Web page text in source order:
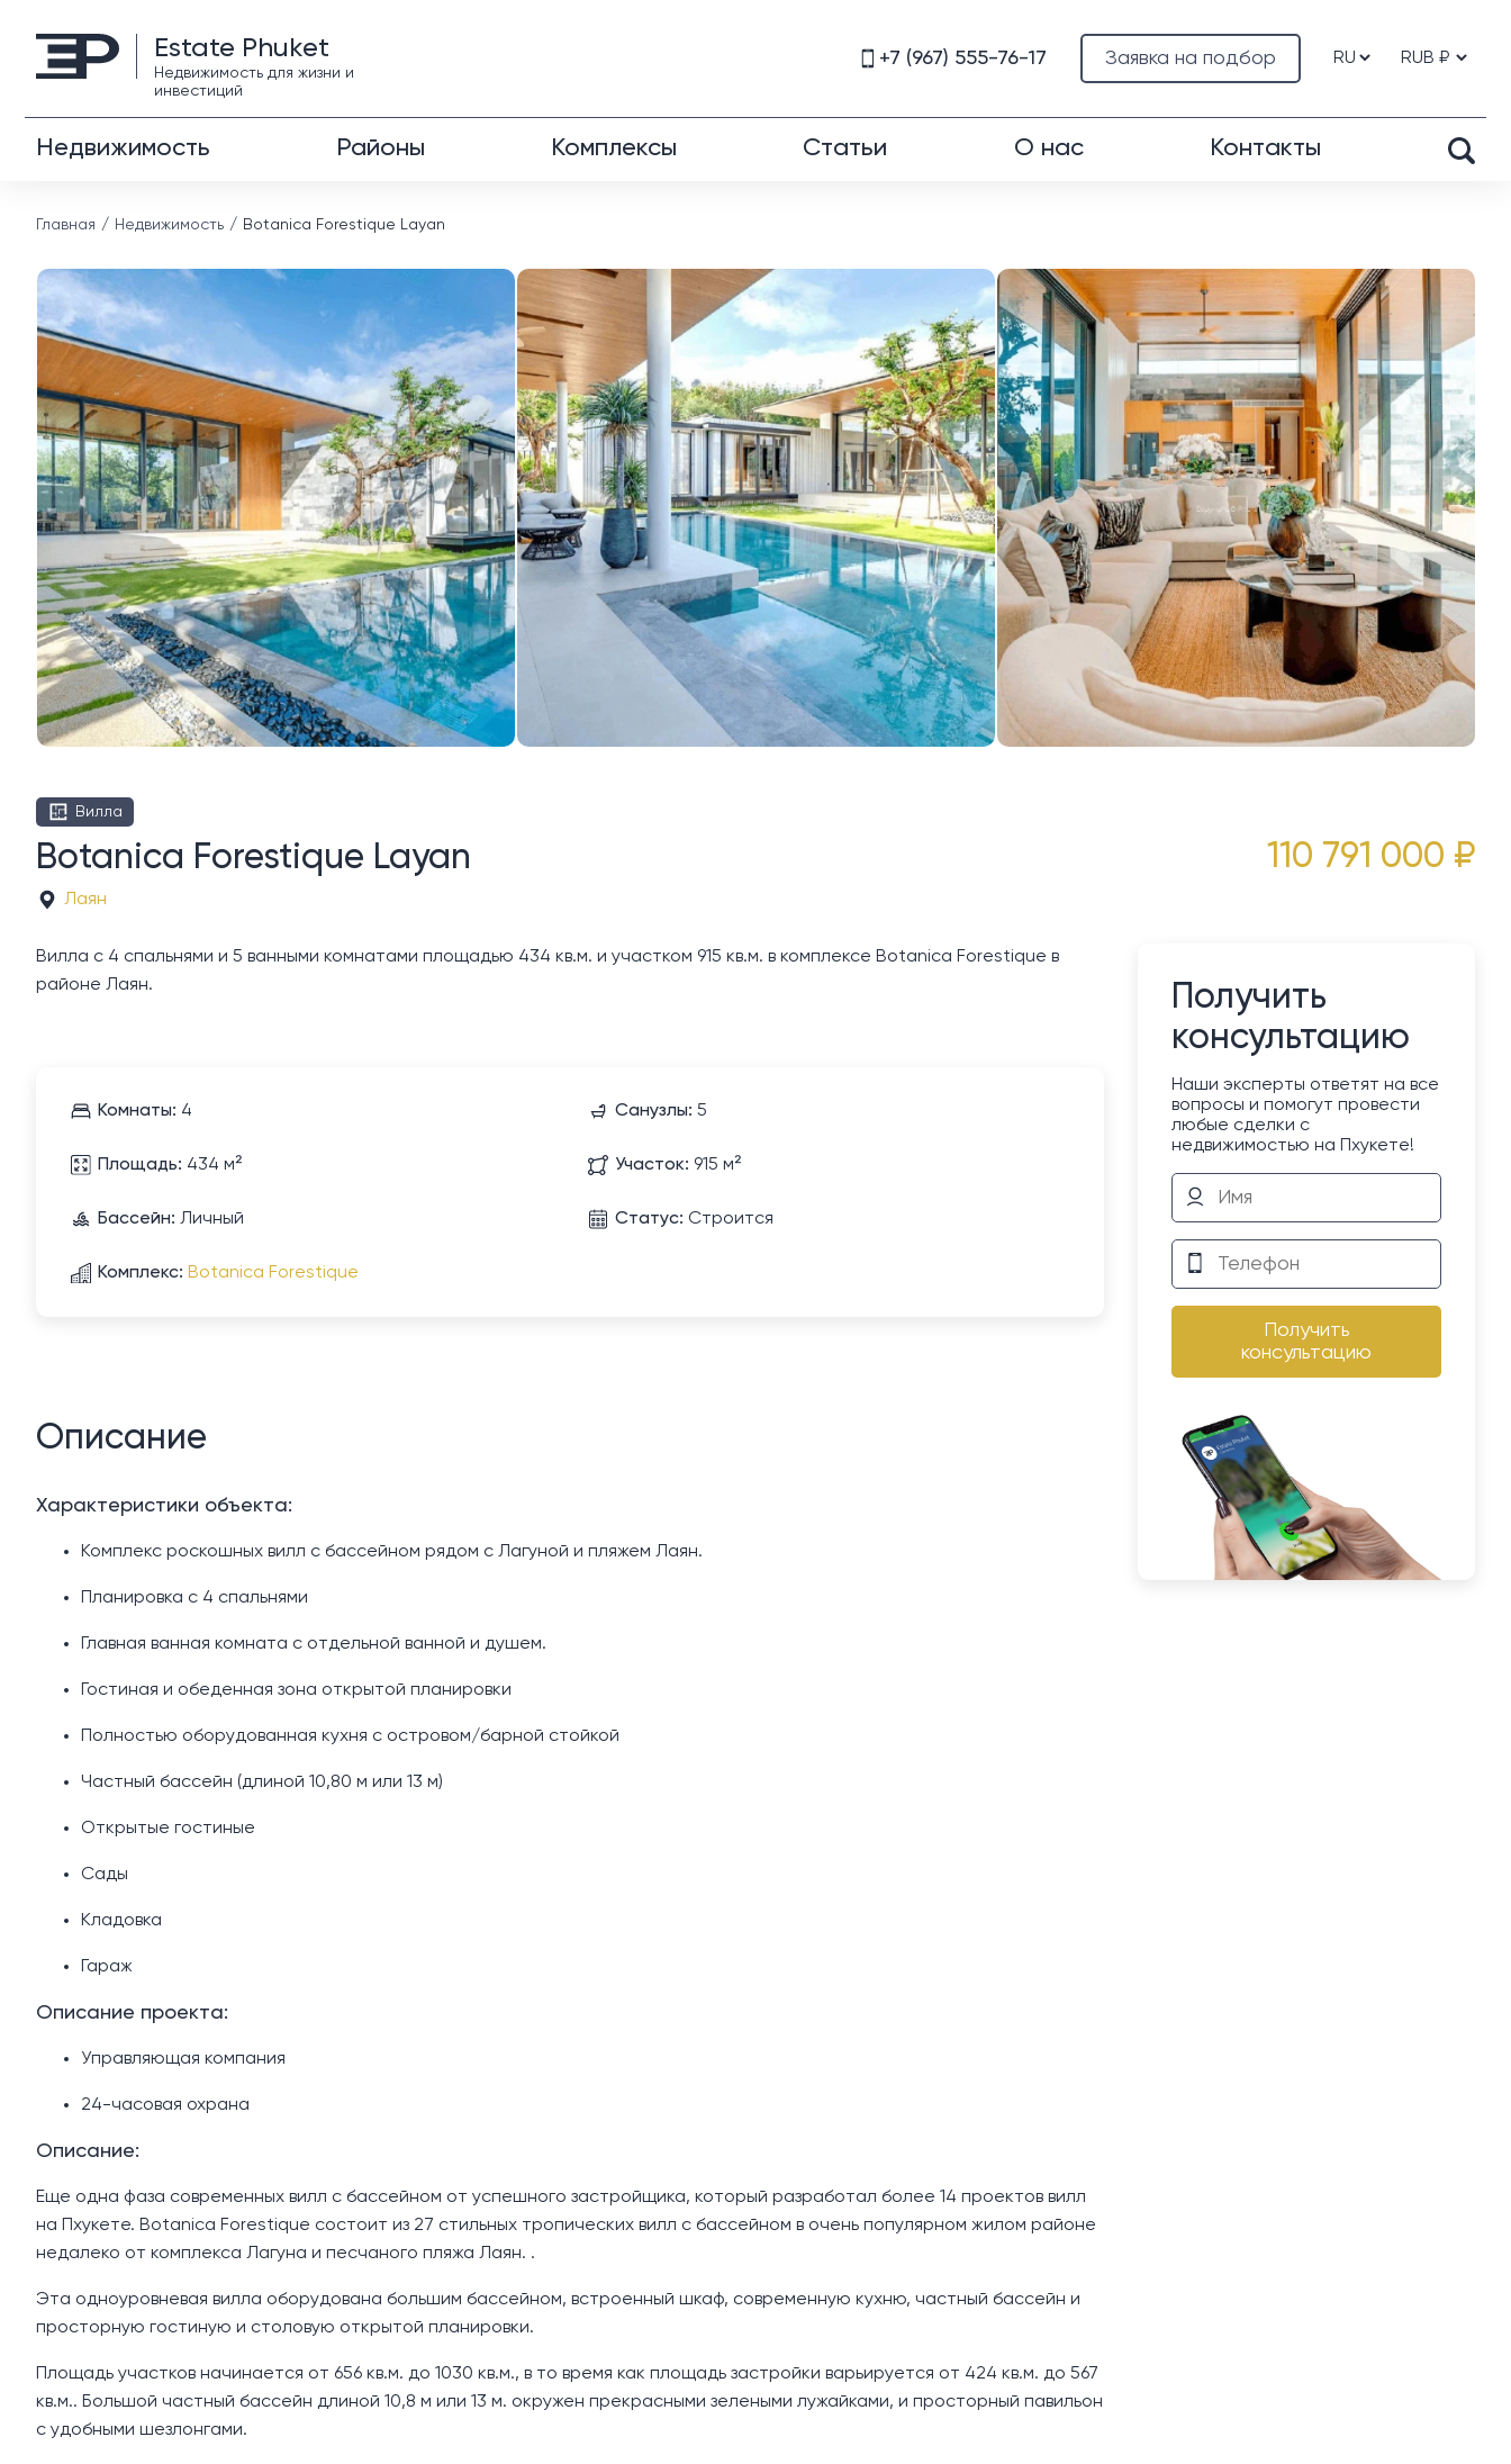
Estate Phuket
Недвижимость для жизни и
инвестиций
Заявка на подбор
+7 (967) 555-76-17
Недвижимость Районы Комплексы Статьи О нас Контакты
Главная Недвижимость Botanica Forestique Layan
Вилла
Botanica Forestique Layan
Лаян
110 791 000 ₽
Вилла с 4 спальнями и 5 ванными комнатами площадью 434 кв.м. и участком 915 кв.м. в комплексе Botanica Forestique в
районе Лаян.
Комнаты: 4 Санузлы: 5
Площадь: 434 м² Участок: 915 м²
Бассейн: Личный Статус: Строится
Комплекс: Botanica Forestique
Описание
Характеристики объекта:
Комплекс роскошных вилл с бассейном рядом с Лагуной и пляжем Лаян.
Планировка с 4 спальнями
Главная ванная комната с отдельной ванной и душем.
Гостиная и обеденная зона открытой планировки
Полностью оборудованная кухня с островом/барной стойкой
Частный бассейн (длиной 10,80 м или 13 м)
Открытые гостиные
Сады
Кладовка
Гараж
Описание проекта:
Управляющая компания
24-часовая охрана
Описание:
Еще одна фаза современных вилл с бассейном от успешного застройщика, который разработал более 14 проектов вилл
на Пхукете. Botanica Forestique состоит из 27 стильных тропических вилл с бассейном в очень популярном жилом районе
недалеко от комплекса Лагуна и песчаного пляжа Лаян. .
Эта одноуровневая вилла оборудована большим бассейном, встроенный шкаф, современную кухню, частный бассейн и
просторную гостиную и столовую открытой планировки.
Площадь участков начинается от 656 кв.м. до 1030 кв.м., в то время как площадь застройки варьируется от 424 кв.м. до 567
кв.м.. Большой частный бассейн длиной 10,8 м или 13 м. окружен прекрасными зелеными лужайками, и просторный павильон
с удобными шезлонгами.
Получить
консультацию
Наши эксперты ответят на все
вопросы и помогут провести
любые сделки с
недвижимостью на Пхукете!
Получить
консультацию